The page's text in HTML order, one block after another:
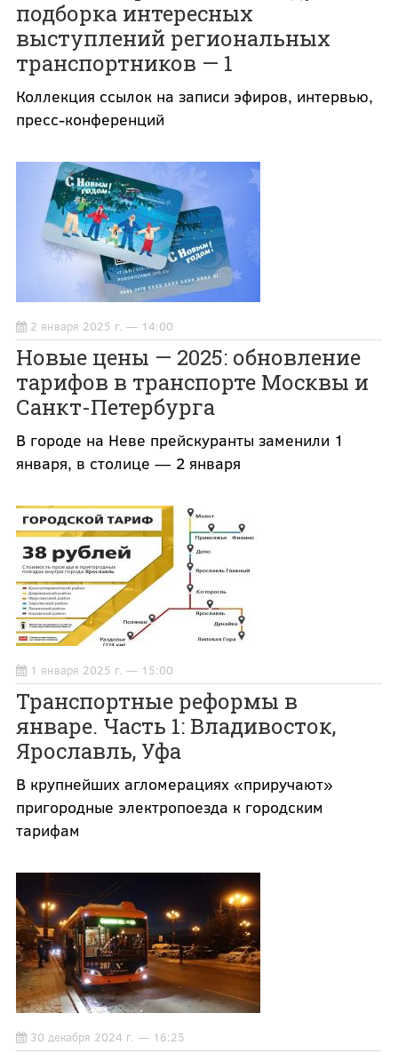
подборка интересных
выступлений региональных
транспортников — 1
Коллекция ссылок на записи эфиров, интервью,
пресс-конференций
2 января 2025 г. — 14:00
Новые цены — 2025: обновление
тарифов в транспорте Москвы и
Санкт-Петербурга
В городе на Неве прейскуранты заменили 1
января, в столице — 2 января
1 января 2025 г. — 15:00
Транспортные реформы в
январе. Часть 1: Владивосток,
Ярославль, Уфа
В крупнейших агломерациях «приручают»
пригородные электропоезда к городским
тарифам
30 декабря 2024 г. — 16:25